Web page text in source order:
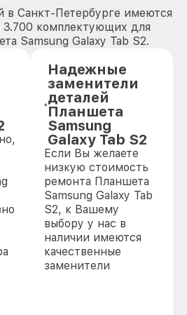
в Санкт-Петербурге имеются
3.700 комплектующих для
Samsung Galaxy Tab S2.
Надежные
заменители
деталей
Планшета
Samsung
Galaxy Tab S2
Если Вы желаете
низкую стоимость
ремонта Планшета
Samsung Galaxy Tab
S2, к Вашему
выбору у нас в
наличии имеются
качественные
заменители